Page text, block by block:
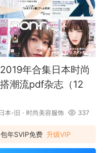
年合集日本时尚
潮流pdf杂志（12
日本-旧 · 时尚美容服饰 337
年SVIP免费 升级VIP